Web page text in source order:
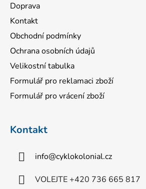
Doprava
Kontakt
Obchodní podmínky
Ochrana osobních údajů
Velikostní tabulka
Formulář pro reklamaci zboží
Formulář pro vrácení zboží
Kontakt
info@cyklokolonial.cz
VOLEJTE +420 736 665 817